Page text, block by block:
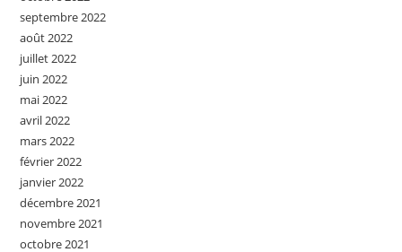
septembre 2022
août 2022
juillet 2022
juin 2022
mai 2022
avril 2022
mars 2022
février 2022
janvier 2022
décembre 2021
novembre 2021
octobre 2021